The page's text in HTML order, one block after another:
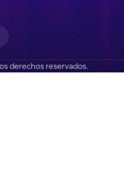
derechos reservados.